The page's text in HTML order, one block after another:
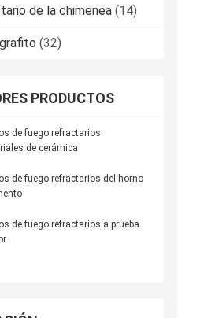
de la chimenea (14)
(32)
PRODUCTOS
de fuego refractarios
de cerámica
de fuego refractarios del horno
de fuego refractarios a prueba